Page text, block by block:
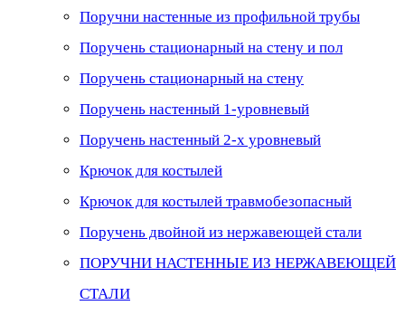
Поручни настенные из профильной трубы
Поручень стационарный на стену и пол
Поручень стационарный на стену
Поручень настенный 1-уровневый
Поручень настенный 2-х уровневый
Крючок для костылей
Крючок для костылей травмобезопасный
Поручень двойной из нержавеющей стали
ПОРУЧНИ НАСТЕННЫЕ ИЗ НЕРЖАВЕЮЩЕЙ
СТАЛИ